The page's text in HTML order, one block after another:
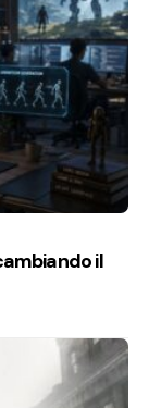
il